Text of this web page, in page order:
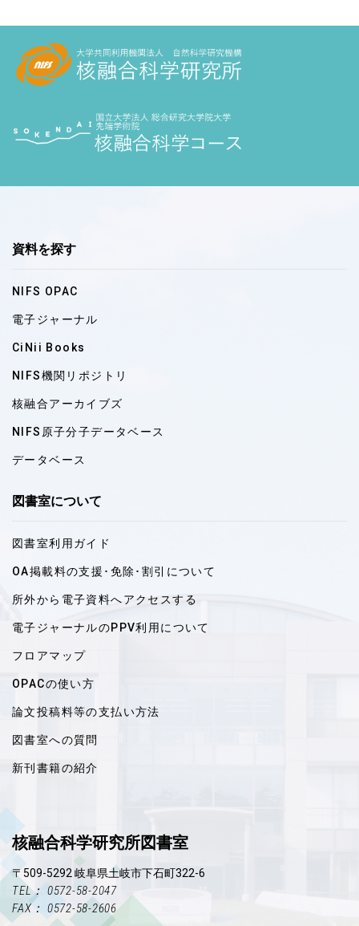
資料を探す
NIFS OPAC
電子ジャーナル
CiNii Books
NIFS機関リポジトリ
核融合アーカイブズ
NIFS原子分子データベース
データベース
図書室について
図書室利用ガイド
OA掲載料の支援･免除･割引について
所外から電子資料へアクセスする
電子ジャーナルのPPV利用について
フロアマップ
OPACの使い方
論文投稿料等の支払い方法
図書室への質問
新刊書籍の紹介
核融合科学研究所図書室
〒509-5292 岐阜県土岐市下石町322-6
TEL： 0572-58-2047
FAX： 0572-58-2606